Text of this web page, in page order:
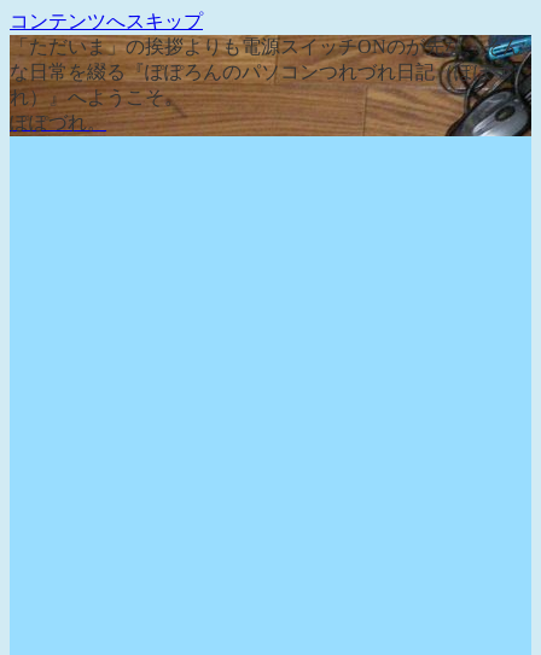
コンテンツへスキップ
「ただいま」の挨拶よりも電源スイッチONのが先な、そん
な日常を綴る『ぽぽろんのパソコンつれづれ日記（ぽぽづ
れ）』へようこそ。
ぽぽづれ。